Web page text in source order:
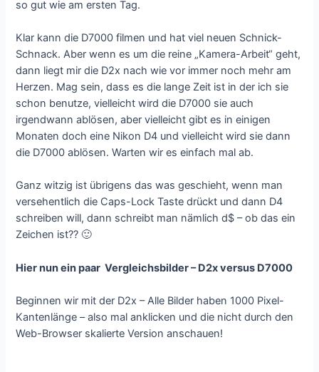
so gut wie am ersten Tag.
Klar kann die D7000 filmen und hat viel neuen Schnick-
Schnack. Aber wenn es um die reine „Kamera-Arbeit“ geht,
dann liegt mir die D2x nach wie vor immer noch mehr am
Herzen. Mag sein, dass es die lange Zeit ist in der ich sie
schon benutze, vielleicht wird die D7000 sie auch
irgendwann ablösen, aber vielleicht gibt es in einigen
Monaten doch eine Nikon D4 und vielleicht wird sie dann
die D7000 ablösen. Warten wir es einfach mal ab.
Ganz witzig ist übrigens das was geschieht, wenn man
versehentlich die Caps-Lock Taste drückt und dann D4
schreiben will, dann schreibt man nämlich d$ – ob das ein
Zeichen ist?? 🙂
Hier nun ein paar Vergleichsbilder – D2x versus D7000
Beginnen wir mit der D2x – Alle Bilder haben 1000 Pixel-
Kantenlänge – also mal anklicken und die nicht durch den
Web-Browser skalierte Version anschauen!